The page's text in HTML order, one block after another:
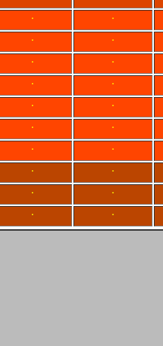
. .
. .
. .
. .
. .
. .
. .
. .
. .
. .